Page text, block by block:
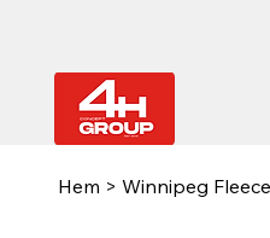
Hem > Winnipeg Fleece